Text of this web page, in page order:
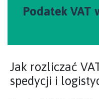
Podatek VAT
Jak rozliczać
spedycji i